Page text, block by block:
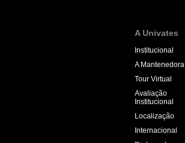
A Univates
Institucional
A Mantenedora
Tour Virtual
Avaliação
Institucional
Localização
Internacional